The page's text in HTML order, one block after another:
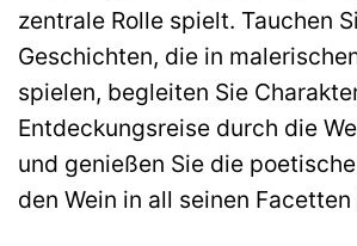
zentrale Rolle spielt. Tauchen
Geschichten, die in
spielen, begleiten Sie
Entdeckungsreise durch die
und genießen Sie die
den Wein in all seinen